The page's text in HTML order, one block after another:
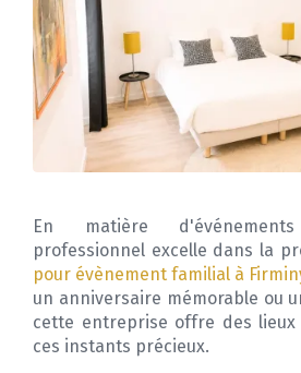
En matière
professionnel excelle dans la
pour évènement familial à
un anniversaire mémorable ou
cette entreprise offre des
ces instants précieux.